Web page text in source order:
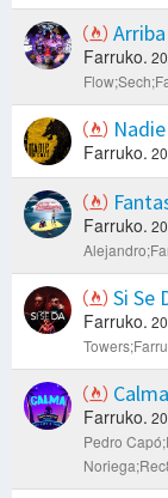
Arriba
Farruko.
Nadie
Farruko.
Farruko.
Si Se
Farruko.
Farruko.
Pedro